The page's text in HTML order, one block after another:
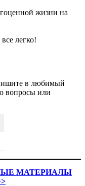
жизни на
легко!
в любимый
вопросы или
МАТЕРИАЛЫ